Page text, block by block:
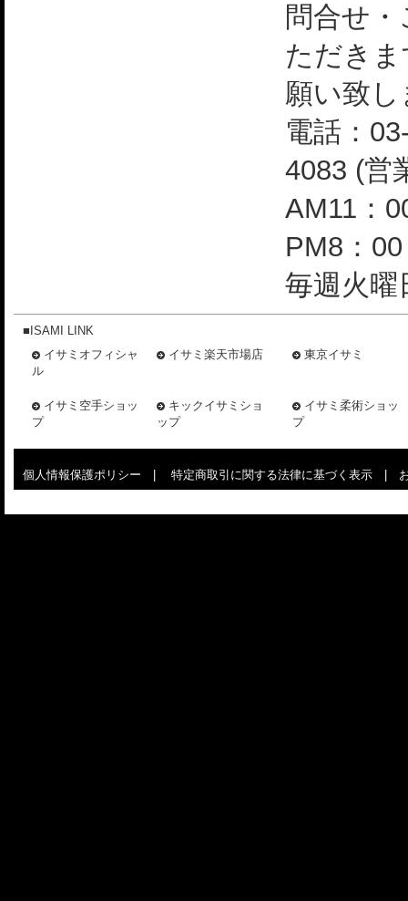
問合せ
ただき
願い致
電話：
4083 (営
AM11：
PM8：
毎週火曜
■ISAMI LINK
イサミオフィシャ
ル
イサミ楽天市場店 東京イサミ
イサミ空手ショッ
プ
キックイサミショ
ップ
イサミ柔術ショッ
プ
個人情報保護ポリシー 特定商取引に関する法律に基づく表示